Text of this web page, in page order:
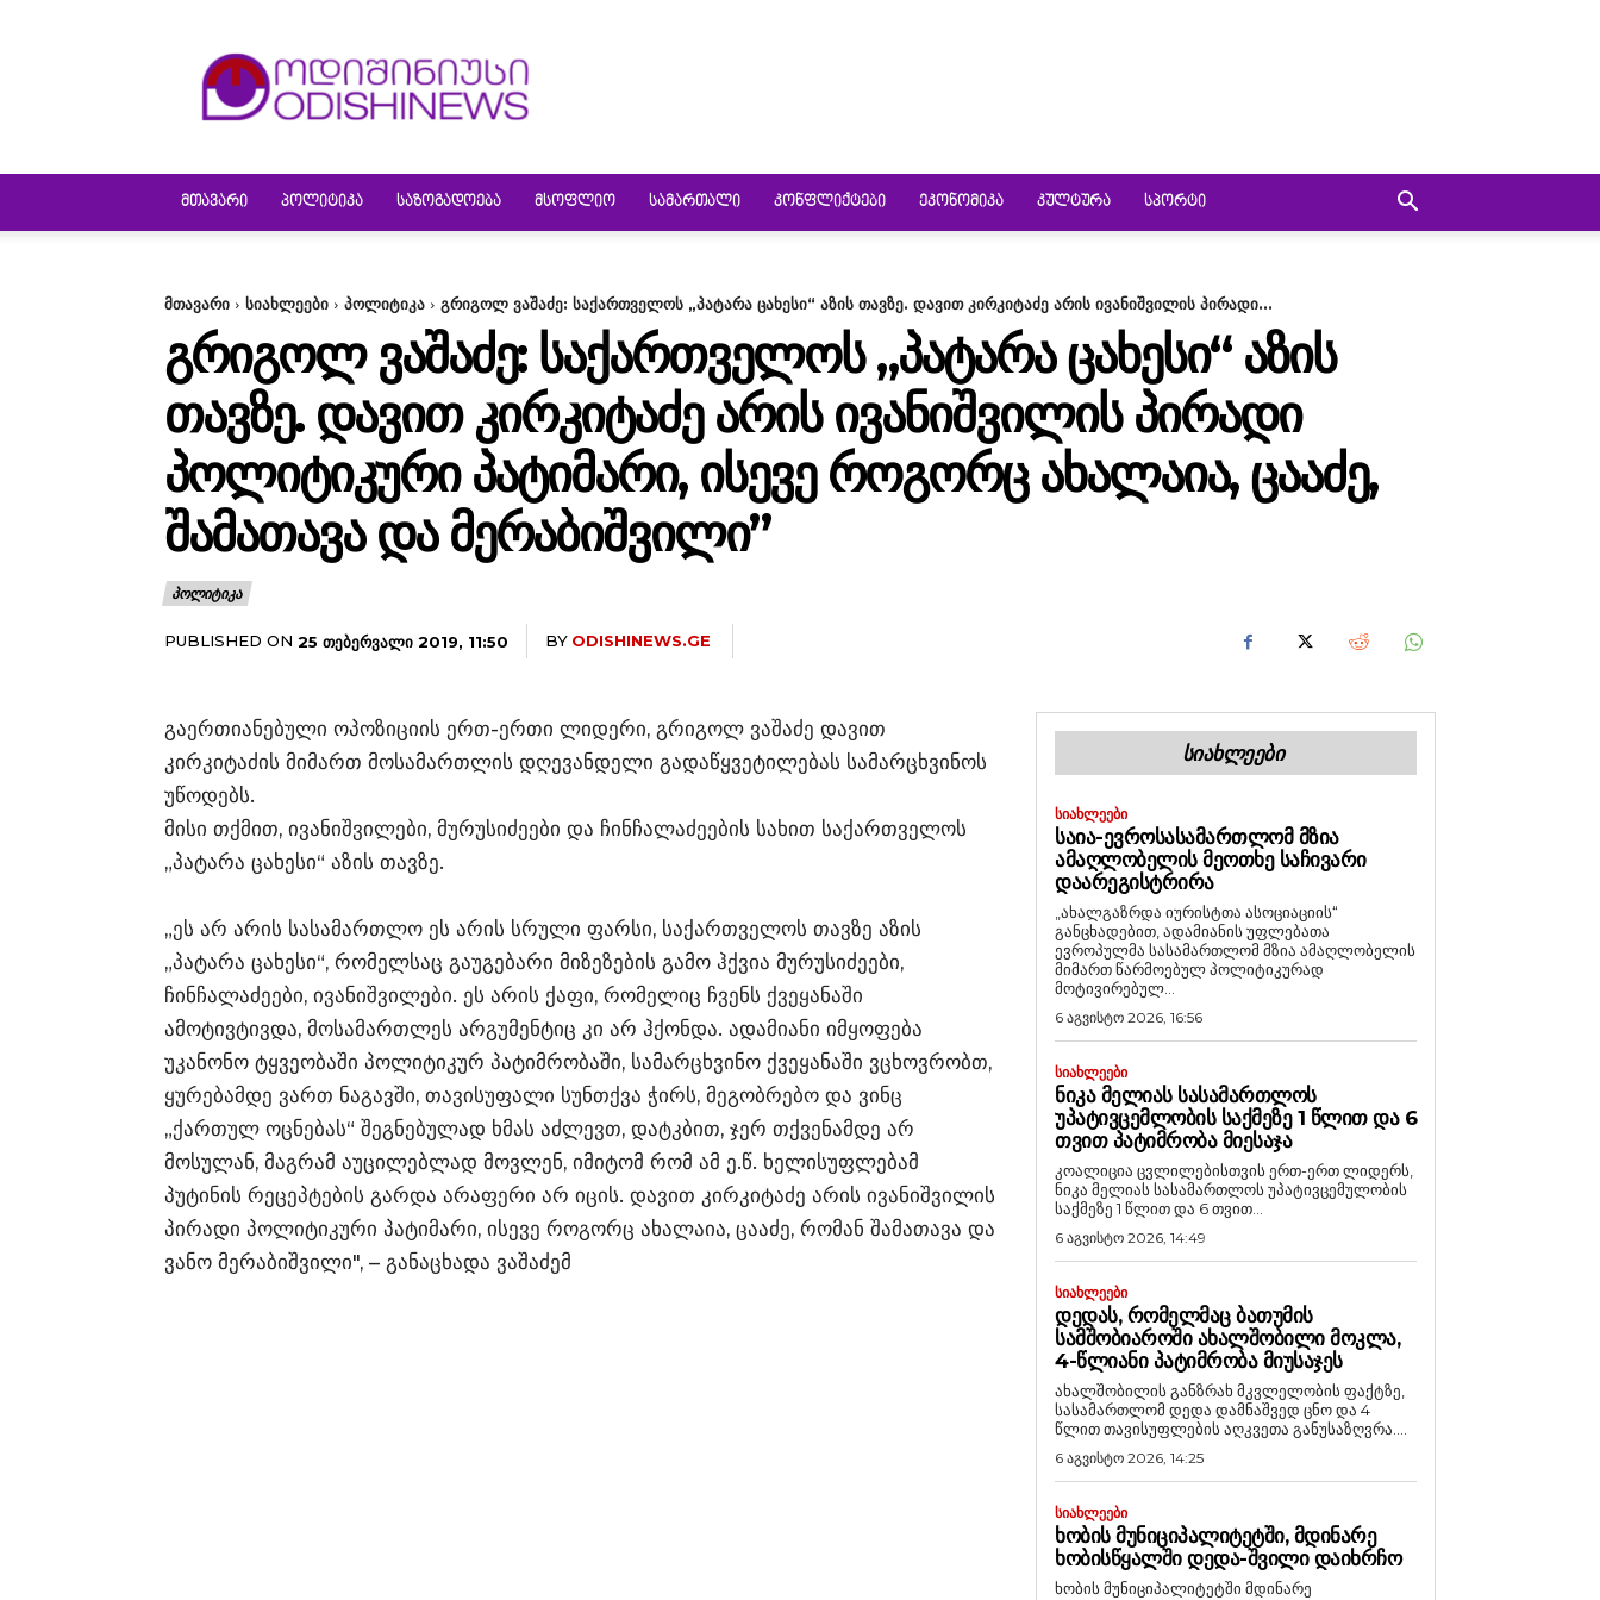
ᲛᲗᲐᲕᲐᲠᲘ ᲞᲝᲚᲘᲢᲘᲙᲐ ᲡᲐᲖᲝᲒᲐᲓᲝᲔᲑᲐ ᲛᲡᲝᲤᲚᲘᲝ ᲡᲐᲛᲐᲠᲗᲐᲚᲘ ᲙᲝᲜᲤᲚᲘᲥᲢᲔᲑᲘ ᲔᲙᲝᲜᲝᲛᲘᲙᲐ ᲙᲣᲚᲢᲣᲠᲐ ᲡᲞᲝᲠᲢᲘ
მთავარი სიახლეები პოლიტიკა გრიგოლ ვაშაძე: საქართველოს „პატარა ცახესი“ აზის თავზე. დავით კირკიტაძე არის ივანიშვილის პირადი...
ᲒᲠᲘᲒᲝᲚ ᲕᲐᲨᲐᲫᲔ: ᲡᲐᲥᲐᲠᲗᲕᲔᲚᲝᲡ „ᲞᲐᲢᲐᲠᲐ ᲪᲐᲮᲔᲡᲘ“ ᲐᲖᲘᲡ
ᲗᲐᲕᲖᲔ. ᲓᲐᲕᲘᲗ ᲙᲘᲠᲙᲘᲢᲐᲫᲔ ᲐᲠᲘᲡ ᲘᲕᲐᲜᲘᲨᲕᲘᲚᲘᲡ ᲞᲘᲠᲐᲓᲘ
ᲞᲝᲚᲘᲢᲘᲙᲣᲠᲘ ᲞᲐᲢᲘᲛᲐᲠᲘ, ᲘᲡᲔᲕᲔ ᲠᲝᲒᲝᲠᲪ ᲐᲮᲐᲚᲐᲘᲐ, ᲪᲐᲐᲫᲔ,
ᲨᲐᲛᲐᲗᲐᲕᲐ ᲓᲐ ᲛᲔᲠᲐᲑᲘᲨᲕᲘᲚᲘ”
ᲞᲝᲚᲘᲢᲘᲙᲐ
PUBLISHED ON 25 ᲗᲔᲑᲔᲠᲕᲐᲚᲘ 2019, 11:50 BY ODISHINEWS.GE
გაერთიანებული ოპოზიციის ერთ-ერთი ლიდერი, გრიგოლ ვაშაძე დავით
კირკიტაძის მიმართ მოსამართლის დღევანდელი გადაწყვეტილებას სამარცხვინოს
უწოდებს.
მისი თქმით, ივანიშვილები, მურუსიძეები და ჩინჩალაძეების სახით საქართველოს
„პატარა ცახესი“ აზის თავზე.
„ეს არ არის სასამართლო ეს არის სრული ფარსი, საქართველოს თავზე აზის
„პატარა ცახესი“, რომელსაც გაუგებარი მიზეზების გამო ჰქვია მურუსიძეები,
ჩინჩალაძეები, ივანიშვილები. ეს არის ქაფი, რომელიც ჩვენს ქვეყანაში
ამოტივტივდა, მოსამართლეს არგუმენტიც კი არ ჰქონდა. ადამიანი იმყოფება
უკანონო ტყვეობაში პოლიტიკურ პატიმრობაში, სამარცხვინო ქვეყანაში ვცხოვრობთ,
ყურებამდე ვართ ნაგავში, თავისუფალი სუნთქვა ჭირს, მეგობრებო და ვინც
„ქართულ ოცნებას“ შეგნებულად ხმას აძლევთ, დატკბით, ჯერ თქვენამდე არ
მოსულან, მაგრამ აუცილებლად მოვლენ, იმიტომ რომ ამ ე.წ. ხელისუფლებამ
პუტინის რეცეპტების გარდა არაფერი არ იცის. დავით კირკიტაძე არის ივანიშვილის
პირადი პოლიტიკური პატიმარი, ისევე როგორც ახალაია, ცააძე, რომან შამათავა და
ვანო მერაბიშვილი", – განაცხადა ვაშაძემ
ᲡᲘᲐᲮᲚᲔᲔᲑᲘ
ᲡᲘᲐᲮᲚᲔᲔᲑᲘ
ᲡᲐᲘᲐ-ᲔᲕᲠᲝᲡᲐᲡᲐᲛᲐᲠᲗᲚᲝᲛ ᲛᲖᲘᲐ
ᲐᲛᲐᲦᲚᲝᲑᲔᲚᲘᲡ ᲛᲔᲝᲗᲮᲔ ᲡᲐᲩᲘᲕᲐᲠᲘ
ᲓᲐᲐᲠᲔᲒᲘᲡᲢᲠᲘᲠᲐ
„ახალგაზრდა იურისტთა ასოციაციის“
განცხადებით, ადამიანის უფლებათა
ევროპულმა სასამართლომ მზია ამაღლობელის
მიმართ წარმოებულ პოლიტიკურად
მოტივირებულ...
6 აგვისტო 2026, 16:56
ᲡᲘᲐᲮᲚᲔᲔᲑᲘ
ᲜᲘᲙᲐ ᲛᲔᲚᲘᲐᲡ ᲡᲐᲡᲐᲛᲐᲠᲗᲚᲝᲡ
ᲣᲞᲐᲢᲘᲕᲪᲔᲛᲚᲝᲑᲘᲡ ᲡᲐᲥᲛᲔᲖᲔ 1 ᲬᲚᲘᲗ ᲓᲐ 6
ᲗᲕᲘᲗ ᲞᲐᲢᲘᲛᲠᲝᲑᲐ ᲛᲘᲔᲡᲐᲯᲐ
კოალიცია ცვლილებისთვის ერთ-ერთ ლიდერს,
ნიკა მელიას სასამართლოს უპატივცემულობის
საქმეზე 1 წლით და 6 თვით...
6 აგვისტო 2026, 14:49
ᲡᲘᲐᲮᲚᲔᲔᲑᲘ
ᲓᲔᲓᲐᲡ, ᲠᲝᲛᲔᲚᲛᲐᲪ ᲑᲐᲗᲣᲛᲘᲡ
ᲡᲐᲛᲨᲝᲑᲘᲐᲠᲝᲨᲘ ᲐᲮᲐᲚᲨᲝᲑᲘᲚᲘ ᲛᲝᲙᲚᲐ,
4-ᲬᲚᲘᲐᲜᲘ ᲞᲐᲢᲘᲛᲠᲝᲑᲐ ᲛᲘᲣᲡᲐᲯᲔᲡ
ახალშობილის განზრახ მკვლელობის ფაქტზე,
სასამართლომ დედა დამნაშვედ ცნო და 4
წლით თავისუფლების აღკვეთა განუსაზღვრა....
6 აგვისტო 2026, 14:25
ᲡᲘᲐᲮᲚᲔᲔᲑᲘ
ᲮᲝᲑᲘᲡ ᲛᲣᲜᲘᲪᲘᲞᲐᲚᲘᲢᲔᲢᲨᲘ, ᲛᲓᲘᲜᲐᲠᲔ
ᲮᲝᲑᲘᲡᲬᲧᲐᲚᲨᲘ ᲓᲔᲓᲐ-ᲨᲕᲘᲚᲘ ᲓᲐᲘᲮᲠᲩᲝ
ხობის მუნიციპალიტეტში მდინარე